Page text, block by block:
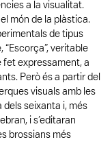
a la visualitat.
món de la plàstica.
de tipus
“Escorça”, veritable
fet expressament, a
Però és a partir del
visuals amb les
seixanta i, més
i s’editaran
brossians més